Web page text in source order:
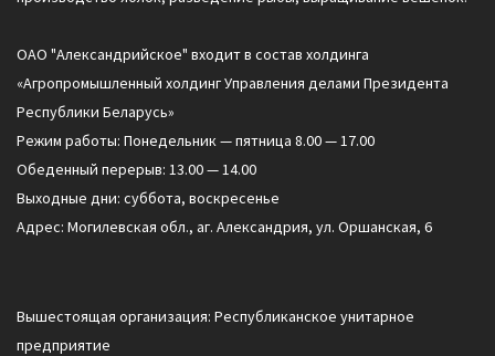
ОАО "Александрийское" входит в состав холдинга
«Агропромышленный холдинг Управления делами Президента
Республики Беларусь»
Режим работы: Понедельник — пятница 8.00 — 17.00
Обеденный перерыв: 13.00 — 14.00
Выходные дни: суббота, воскресенье
Адрес: Могилевская обл., аг. Александрия, ул. Оршанская, 6
Вышестоящая организация: Республиканское унитарное
предприятие